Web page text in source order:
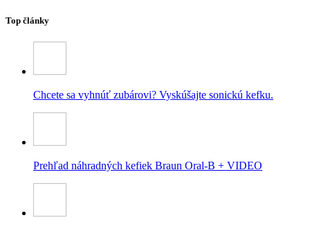
Top články
Chcete sa vyhnúť zubárovi? Vyskúšajte sonickú kefku.
Prehľad náhradných kefiek Braun Oral-B + VIDEO